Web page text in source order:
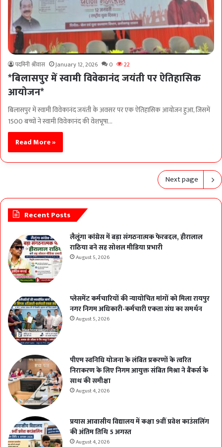
पदमिनी श्रीवास January 12, 2026 0 22
*बिलासपुर में स्वामी विवेकानंद जयंती पर ऐतिहासिक
आयोजन*
बिलासपुर में स्वामी विवेकानंद जयंती के अवसर पर एक ऐतिहासिक आयोजन हुआ, जिसमें
1500 बच्चों ने स्वामी विवेकानंद की वेशभूषा…
Read More »
Next page
Recent Posts
लैलूंगा कांग्रेस में बड़ा संगठनात्मक फेरबदल, हीरालाल
राठिया बने सह सोशल मीडिया प्रभारी
August 5, 2026
प्लेसमेंट कर्मचारियों की न्यायोचित मांगों को मिला रायपुर
नगर निगम अधिकारी-कर्मचारी एकता संघ का समर्थन
August 5, 2026
पीएम स्वनिधि योजना के लंबित प्रकरणों के त्वरित
निराकरण के लिए निगम आयुक्त संबित मिश्रा ने बैंकर्स के
साथ की समीक्षा
August 4, 2026
प्रयास आवासीय विद्यालय में कक्षा 9वीं प्रवेश काउंसलिंग
की अंतिम तिथि 5 अगस्त
August 4, 2026